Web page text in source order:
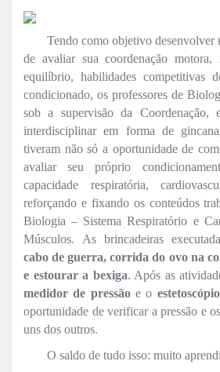
Tendo como objetivo desenvolver
de avaliar sua coordenação
equilíbrio, habilidades competitivas
condicionado, os professores de
sob a supervisão da Coordenação,
interdisciplinar em forma de
tiveram não só a oportunidade de
avaliar seu próprio
capacidade respiratória,
reforçando e fixando os conteúdos
Biologia – Sistema Respiratório e
Músculos. As brincadeiras
cabo de guerra, corrida do ovo na
e estourar a bexiga. Após as
medidor de pressãoe o estetoscópio
oportunidade de verificar a pressão e
uns dos outros.
O saldo de tudo isso: muito